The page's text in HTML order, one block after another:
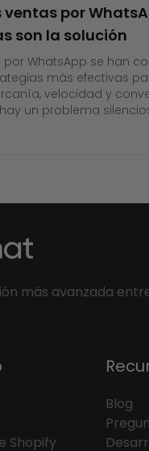
ventas por
son la solución
por WhatsApp se han
más efectivas
velocidad y
un problema
enfrentan:
de cerrar. El cliente
más avanzada
Shopify
Blog